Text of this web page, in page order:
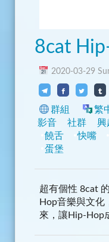
8cat
2020-03-29
群組 繁
影音
社群 興
饒舌
快嘴
蛋堡
超有個性 8cat
Hop音樂與文化
來，讓Hip-Hop